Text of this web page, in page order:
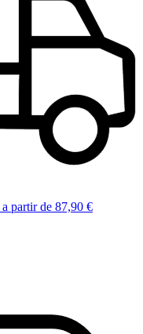
a partir de 87,90 €